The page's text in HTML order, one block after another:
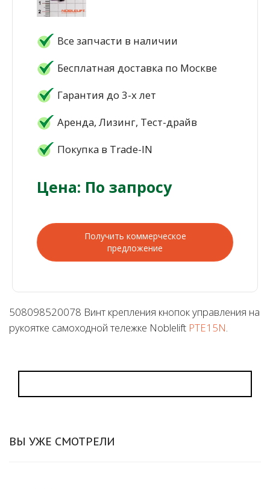
Все запчасти в наличии
Бесплатная доставка по Москве
Гарантия до 3-х лет
Аренда, Лизинг, Тест-драйв
Покупка в Trade-IN
Цена: По запросу
Получить коммерческое
предложение
508098520078 Винт крепления кнопок управления на
рукоятке самоходной тележке Noblelift PTE15N.
ВЫ УЖЕ СМОТРЕЛИ